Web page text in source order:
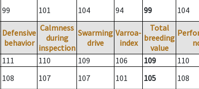
99 101 104 94 99 104
Defensive
behavior
Calmness
during
inspection
Swarming
drive
Varroa-
index
Total
breeding
value
111 110 109 106 109
110
108 107 107 101 105 108